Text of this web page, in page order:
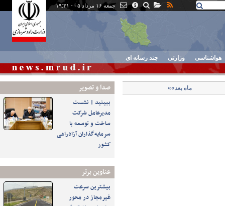
جمعه ۱۶ مرداد ۰۵ - ۱۹:۳۱
هواشناسی وزارتی چند رسانه ای
صدا و تصوير
ببینید | نشست
مدیرعامل شرکت
ساخت و توسعه با
سرمایه‌گذاران آزادراهی
کشور
عناوین برتر
بیشترین سرعت
غیرمجاز در محور
ماه بعد»»